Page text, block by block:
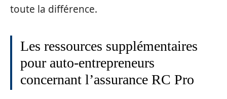
toute la différence.
Les ressources supplémentaires
pour auto-entrepreneurs
concernant l’assurance RC Pro